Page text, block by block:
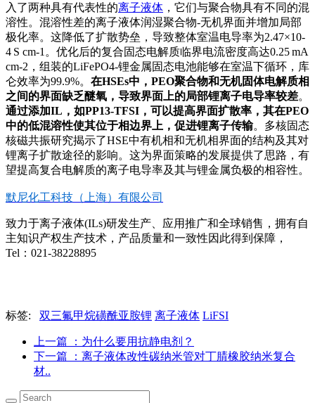
入了两种具有代表性的离子液体 ，它们与聚合物具有不同的混
溶性。混溶性差的离子液体润湿聚合物-无机界面并增加局部
极化率。这降低了扩散势垒，导致整体室温电导率为2.47×10-
4 S cm-1。优化后的复合固态电解质临界电流密度高达0.25 mA
cm-2，组装的LiFePO4-锂金属固态电池能够在室温下循环，库
仑效率为99.9%。 在HSEs中，PEO聚合物和无机固体电解质相
之间的界面缺乏醚氧，导致界面上的局部锂离子电导率较差。
通过添加IL，如PP13-TFSI，可以提高界面扩散率，其在PEO
中的低混溶性使其位于相边界上，促进锂离子传输。多核固态
核磁共振研究揭示了HSE中有机相和无机相界面的结构及其对
锂离子扩散途径的影响。这为界面策略的发展提供了思路，有
望提高复合电解质的离子电导率及其与锂金属负极的相容性。
默尼化工科技（上海）有限公司
致力于离子液体(ILs)研发生产、应用推广和全球销售，拥有自
主知识产权生产技术，产品质量和一致性因此得到保障，
Tel：021-38228895
标签: 双三氟甲烷磺酰亚胺锂 离子液体 LiFSI
上一篇
：为什么要用抗静电剂？
下一篇
：离子液体改性碳纳米管对丁腈橡胶纳米复合
材..